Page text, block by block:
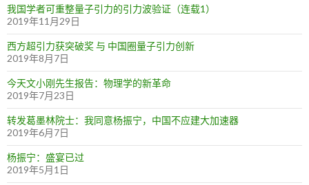
我国学者可重整量子引力的引力波验证（连载1）
2019年11月29日
西方超引力获突破奖 与 中国圈量子引力创新
2019年8月7日
今天文小刚先生报告：物理学的新革命
2019年7月23日
转发葛墨林院士：我同意杨振宁，中国不应建大加速器
2019年6月7日
杨振宁：盛宴已过
2019年5月1日